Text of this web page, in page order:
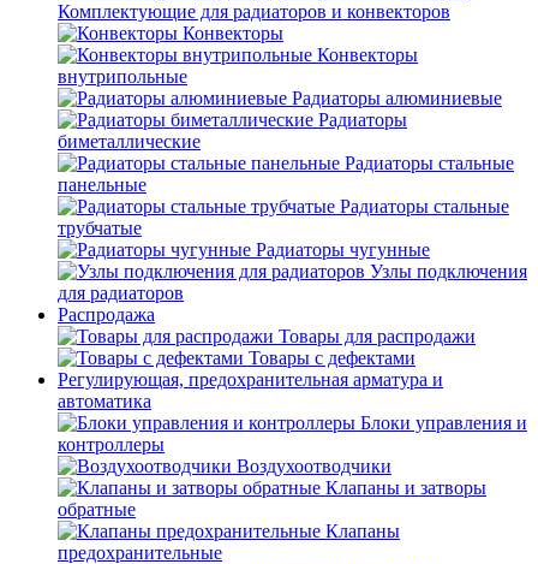
Комплектующие для радиаторов и конвекторов
Конвекторы
Конвекторы
внутрипольные
Радиаторы алюминиевые
Радиаторы
биметаллические
Радиаторы стальные
панельные
Радиаторы стальные
трубчатые
Радиаторы чугунные
Узлы подключения
для радиаторов
Распродажа
Товары для распродажи
Товары с дефектами
Регулирующая, предохранительная арматура и
автоматика
Блоки управления и
контроллеры
Воздухоотводчики
Клапаны и затворы
обратные
Клапаны
предохранительные